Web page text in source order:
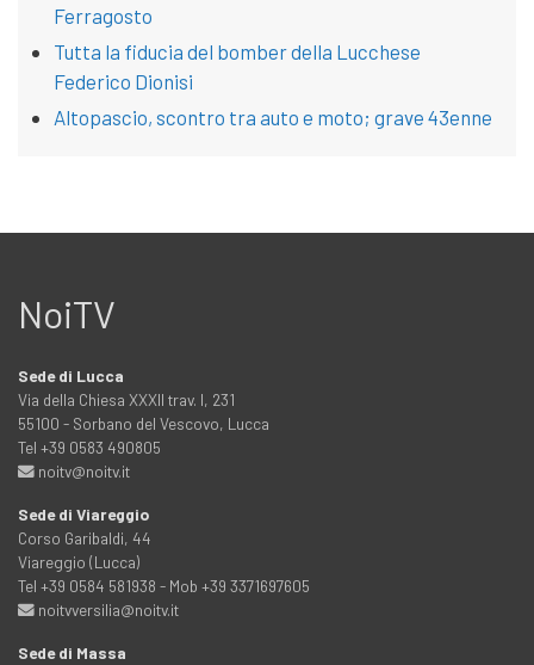
Ferragosto
Tutta la fiducia del bomber della Lucchese
Federico Dionisi
Altopascio, scontro tra auto e moto; grave 43enne
NoiTV
Sede di Lucca
Via della Chiesa XXXII trav. I, 231
55100 - Sorbano del Vescovo, Lucca
Tel +39 0583 490805
noitv@noitv.it
Sede di Viareggio
Corso Garibaldi, 44
Viareggio (Lucca)
Tel +39 0584 581938 - Mob +39 3371697605
noitvversilia@noitv.it
Sede di Massa